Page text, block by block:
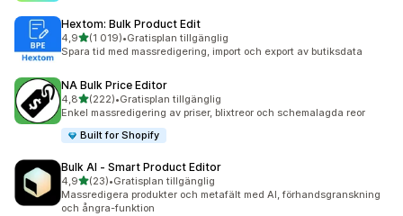
Hextom: Bulk Product Edit
4,9av 5 stjärnor
(1 019)
1019 recensioner totalt
•Gratisplan tillgänglig
Spara tid med massredigering, import och export av butiksdata
NA Bulk Price Editor
4,8av 5 stjärnor
(222)
222 recensioner totalt
•Gratisplan tillgänglig
Enkel massredigering av priser, blixtreor och schemalagda reor
Built for Shopify
Bulk AI ‑ Smart Product Editor
4,9av 5 stjärnor
(23)
23 recensioner totalt
•Gratisplan tillgänglig
Massredigera produkter och metafält med AI, förhandsgranskning
och ångra-funktion